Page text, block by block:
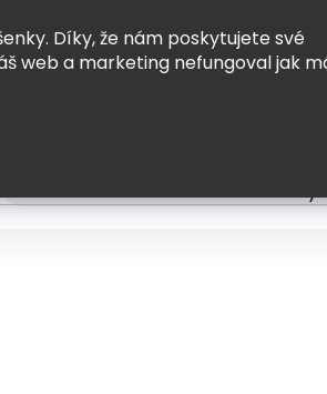
Díky, že nám poskytujete své
web a marketing nefungoval jak